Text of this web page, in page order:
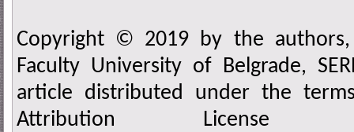
Copyright © 2019 by the authors,
Faculty University of Belgrade,
article distributed under the
Attribution